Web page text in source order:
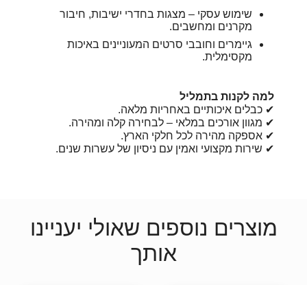
שימוש עסקי – מצגות בחדרי ישיבות, חיבור
מקרנים ומחשבים.
גיימרים וחובבי סרטים המעוניינים באיכות
מקסימלית.
למה לקנות בתמליל
✔ כבלים איכותיים באחריות מלאה.
✔ מגוון אורכים במלאי – לבחירה קלה ומהירה.
✔ אספקה מהירה לכל חלקי הארץ.
✔ שירות מקצועי ואמין עם ניסיון של עשרות שנים.
מוצרים נוספים שאולי יעניינו
אותך